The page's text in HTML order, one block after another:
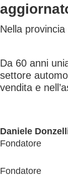
Nella
Da 60 anni
settore
vendita e
Daniele
Fondatore
Fondatore